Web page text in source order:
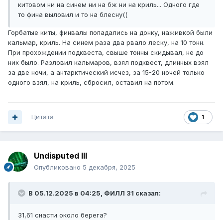
китовом ни на синем ни на бж ни на криль... Одного где
то фина выловил и то на блесну((
Горбатые киты, финвалы попадались на донку, наживкой были
кальмар, криль. На синем раза два рвало леску, на 10 тонн.
При прохождении подквеста, свыше тонны скидывал, не до
них было. Разловил кальмаров, взял подквест, длинных взял
за две ночи, а антарктический исчез, за 15-20 ночей только
одного взял, на криль, сбросил, оставил на потом.
1
Цитата
Undisputed III
Опубликовано 5 декабря, 2025
В 05.12.2025 в 04:25, ФИЛЛ 31 сказал:
31,61 снасти около берега?